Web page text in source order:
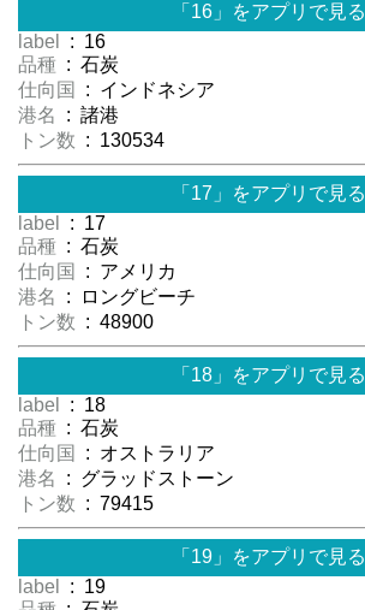
「16」をアプリで見る
label
: 16
品種 : 石炭
仕向国
: インドネシア
港名
: 諸港
トン数 : 130534
「17」をアプリで見る
label
: 17
品種 : 石炭
仕向国
: アメリカ
港名
: ロングビーチ
トン数 : 48900
「18」をアプリで見る
label
: 18
品種 : 石炭
仕向国
: オストラリア
港名
: グラッドストーン
トン数 : 79415
「19」をアプリで見る
label
: 19